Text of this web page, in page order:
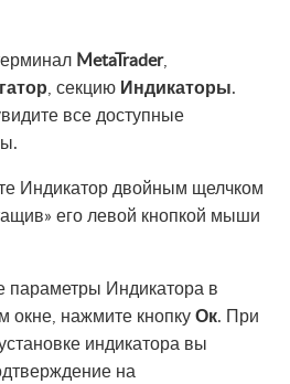
MetaTrader,
, секцию Индикаторы.
все доступные
Индикатор двойным щелчком
его левой кнопкой мыши
параметры Индикатора в
окне, нажмите кнопкуОк. При
индикатора вы
на